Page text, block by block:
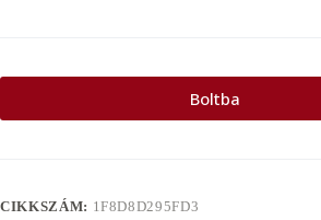
Boltba
CIKKSZÁM: 1F8D8D295FD3